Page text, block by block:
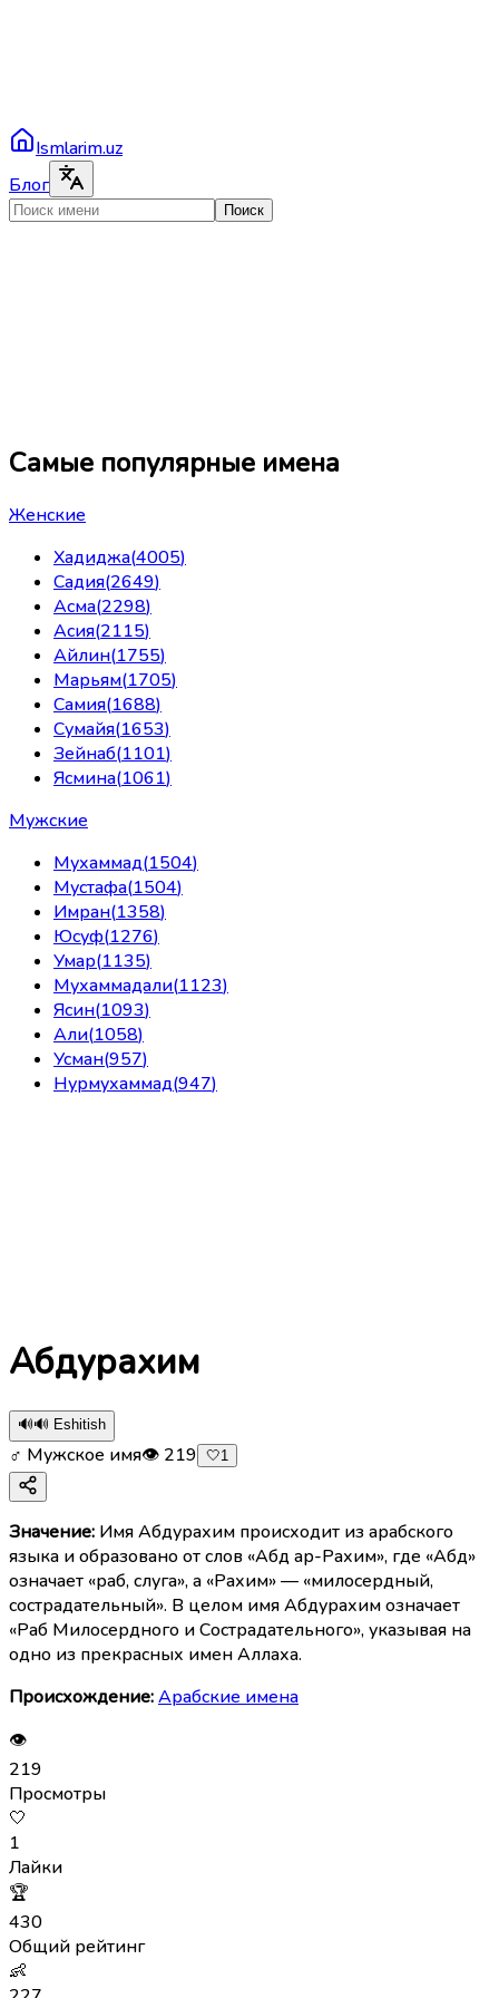
Ismlarim.uz
Блог
Поиск
Самые популярные имена
Женские
Хадиджа(4005)
Садия(2649)
Асма(2298)
Асия(2115)
Айлин(1755)
Марьям(1705)
Самия(1688)
Сумайя(1653)
Зейнаб(1101)
Ясмина(1061)
Мужские
Мухаммад(1504)
Мустафа(1504)
Имран(1358)
Юсуф(1276)
Умар(1135)
Мухаммадали(1123)
Ясин(1093)
Али(1058)
Усман(957)
Нурмухаммад(947)
Абдурахим
🔊🔊 Eshitish
♂ Мужское имя👁 219 🤍1
Значение: Имя Абдурахим происходит из арабского
языка и образовано от слов «Абд ар-Рахим», где «Абд»
означает «раб, слуга», а «Рахим» — «милосердный,
сострадательный». В целом имя Абдурахим означает
«Раб Милосердного и Сострадательного», указывая на
одно из прекрасных имен Аллаха.
Происхождение:Арабские имена
👁
219
Просмотры
🤍
1
Лайки
🏆
430
Общий рейтинг
👶